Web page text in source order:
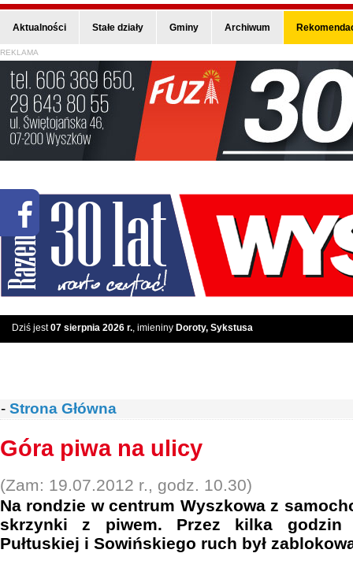
Aktualności Stałe działy Gminy Archiwum
REKLAMA
Dziś jest07 sierpnia 2026 r., imieniny Doroty, Sykstusa
- Strona Główna
Góra piwa na ulicy
(Zam: 19.07.2012 r., godz. 10.30)
Na rondzie w centrum Wyszkowa z
skrzynki z piwem. Przez kilka godzin
Pułtuskiej i Sowińskiego ruch był